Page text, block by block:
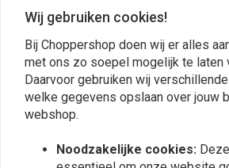
WLA WLC Retro Oldskool
Fishtail uitlaatdempers
(meerdere modellen)
€179,25
VANCE
Twin
voor
Wij gebruiken cookies!
Bij Choppershop doen wij er alles
met ons zo soepel mogelijk te laten
Daarvoor gebruiken wij
welke gegevens opslaan over jouw
webshop.
Noodzakelijke cookies: